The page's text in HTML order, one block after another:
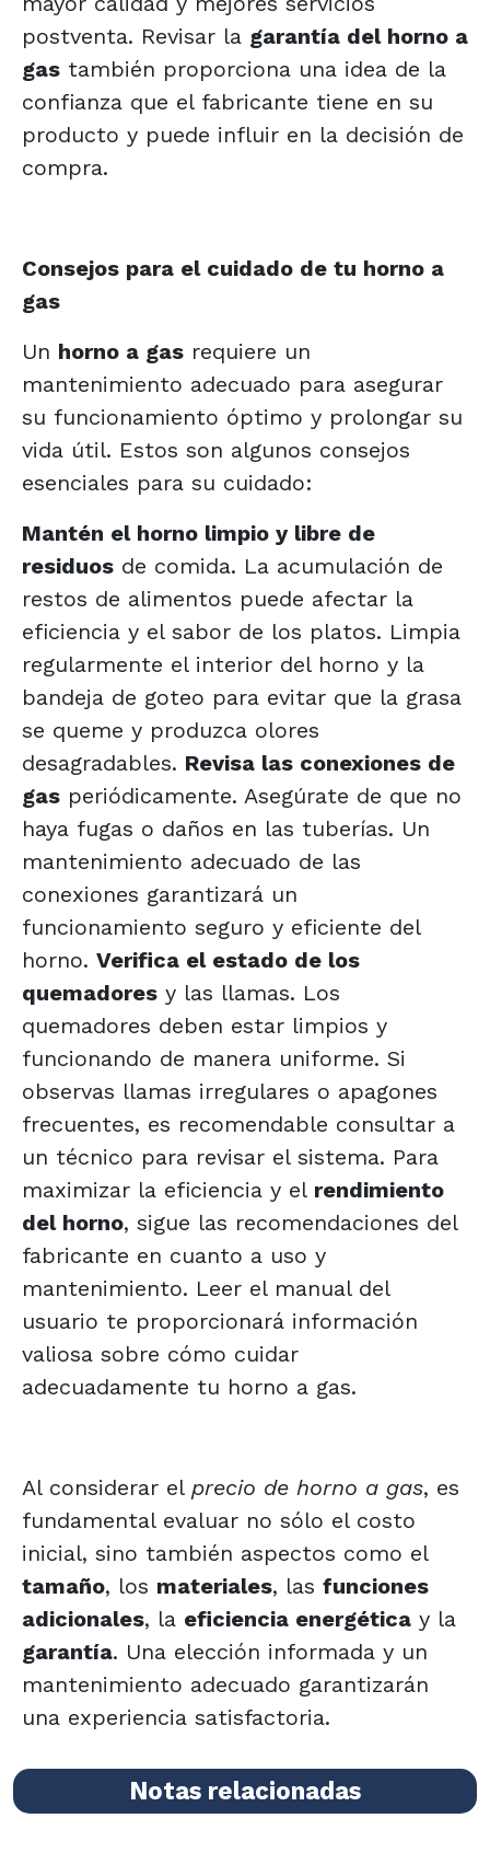
postventa. Revisar la garantía del horno a
gas también proporciona una idea de la
confianza que el fabricante tiene en su
producto y puede influir en la decisión de
compra.
Consejos para el cuidado de tu horno a
gas
Un horno a gas requiere un
mantenimiento adecuado para asegurar
su funcionamiento óptimo y prolongar su
vida útil. Estos son algunos consejos
esenciales para su cuidado:
Mantén el horno limpio y libre de
residuos de comida. La acumulación de
restos de alimentos puede afectar la
eficiencia y el sabor de los platos. Limpia
regularmente el interior del horno y la
bandeja de goteo para evitar que la grasa
se queme y produzca olores
desagradables. Revisa las conexiones de
gas periódicamente. Asegúrate de que no
haya fugas o daños en las tuberías. Un
mantenimiento adecuado de las
conexiones garantizará un
funcionamiento seguro y eficiente del
horno. Verifica el estado de los
quemadores y las llamas. Los
quemadores deben estar limpios y
funcionando de manera uniforme. Si
observas llamas irregulares o apagones
frecuentes, es recomendable consultar a
un técnico para revisar el sistema. Para
maximizar la eficiencia y el rendimiento
del horno, sigue las recomendaciones del
fabricante en cuanto a uso y
mantenimiento. Leer el manual del
usuario te proporcionará información
valiosa sobre cómo cuidar
adecuadamente tu horno a gas.
Al considerar el precio de horno a gas, es
fundamental evaluar no sólo el costo
inicial, sino también aspectos como el
tamaño, los materiales, las funciones
adicionales, la eficiencia energética y la
garantía. Una elección informada y un
mantenimiento adecuado garantizarán
una experiencia satisfactoria.
Notas relacionadas